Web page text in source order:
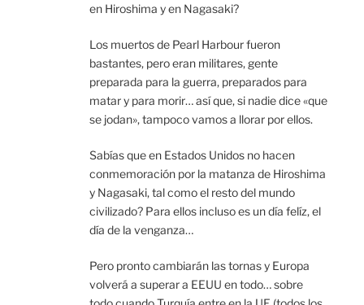
en Hiroshima y en Nagasaki?
Los muertos de Pearl Harbour fueron
bastantes, pero eran militares, gente
preparada para la guerra, preparados para
matar y para morir… así que, si nadie dice «que
se jodan», tampoco vamos a llorar por ellos.
Sabías que en Estados Unidos no hacen
conmemoración por la matanza de Hiroshima
y Nagasaki, tal como el resto del mundo
civilizado? Para ellos incluso es un día felíz, el
día de la venganza…
Pero pronto cambiarán las tornas y Europa
volverá a superar a EEUU en todo… sobre